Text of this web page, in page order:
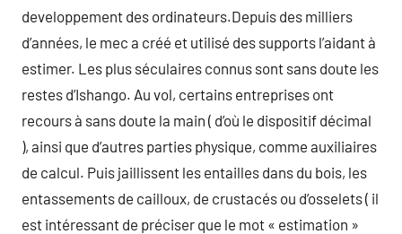
developpement des ordinateurs.Depuis des milliers
d’années, le mec a créé et utilisé des supports l’aidant à
estimer. Les plus séculaires connus sont sans doute les
restes d’Ishango. Au vol, certains entreprises ont
recours à sans doute la main ( d’où le dispositif décimal
), ainsi que d’autres parties physique, comme auxiliaires
de calcul. Puis jaillissent les entailles dans du bois, les
entassements de cailloux, de crustacés ou d’osselets ( il
est intéressant de préciser que le mot « estimation »